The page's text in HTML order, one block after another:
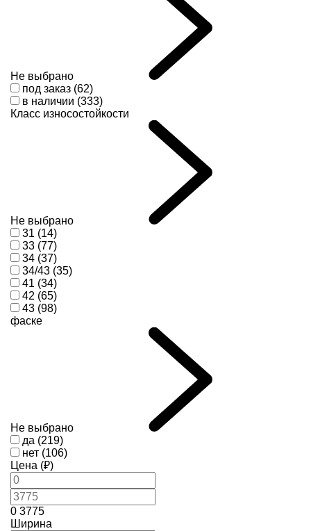
Не выбрано
под заказ (62)
в наличии (333)
Класс износостойкости
Не выбрано
31 (14)
33 (77)
34 (37)
34/43 (35)
41 (34)
42 (65)
43 (98)
фаске
Не выбрано
да (219)
нет (106)
Цена (₽)
0 3775
Ширина